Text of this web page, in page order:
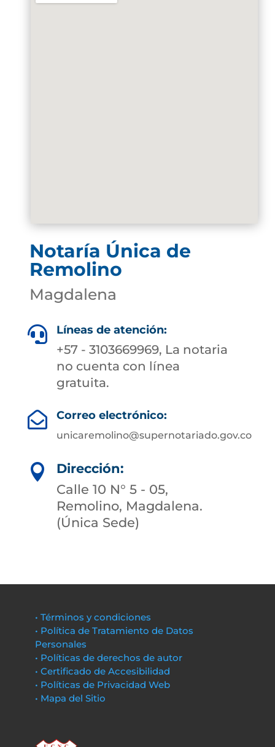
Notaría Única de
Remolino
Magdalena
 Líneas de atención:
+57 - 3103669969, La notaria
no cuenta con línea
gratuita.
 Correo electrónico:
unicaremolino@supernotariado.gov.co

Dirección:
Calle 10 N° 5 - 05,
Remolino, Magdalena.
(Única Sede)
• Términos y condiciones
• Política de Tratamiento de Datos
Personales
• Políticas de derechos de autor
• Certificado de Accesibilidad
• Políticas de Privacidad Web
• Mapa del Sitio